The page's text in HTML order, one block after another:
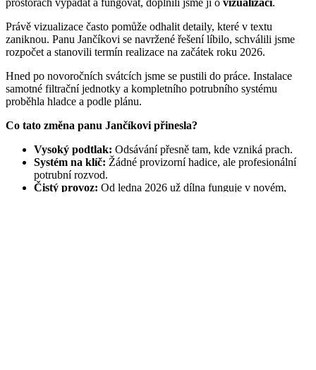
Právě vizualizace často pomůže odhalit detaily, které v textu
zaniknou. Panu Jančíkovi se navržené řešení líbilo, schválili jsme
rozpočet a stanovili termín realizace na začátek roku 2026.
Hned po novoročních svátcích jsme se pustili do práce. Instalace
samotné filtrační jednotky a kompletního potrubního systému
proběhla hladce a podle plánu.
Co tato změna panu Jančíkovi přinesla?
Vysoký podtlak: Odsávání přesně tam, kde vzniká prach.
Systém na klíč: Žádné provizorní hadice, ale profesionální
potrubní rozvod.
Čistý provoz: Od ledna 2026 už dílna funguje v novém,